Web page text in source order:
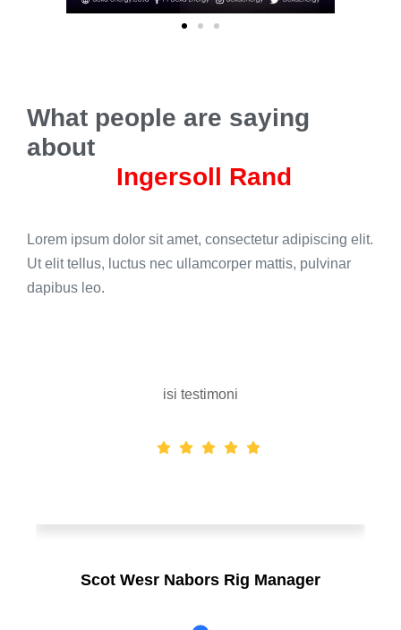
What people are saying
about
Ingersoll Rand
Lorem ipsum dolor sit amet, consectetur adipiscing elit.
Ut elit tellus, luctus nec ullamcorper mattis, pulvinar
dapibus leo.
Scot Wesr Nabors Rig Manager
isi testimoni